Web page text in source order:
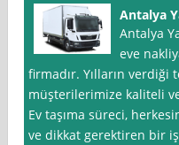
Antalya
Antalya
eve
firmadır. Yılların
müşterilerimize kaliteli
Ev taşıma süreci,
ve dikkat gerektiren bir